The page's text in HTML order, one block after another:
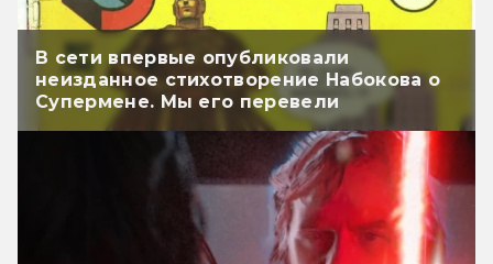
В сети впервые опубликовали
неизданное стихотворение Набокова о
Супермене. Мы его перевели